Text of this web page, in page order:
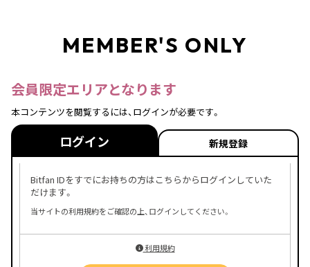
MEMBER'S ONLY
会員限定エリアとなります
本コンテンツを閲覧するには、ログインが必要です。
ログイン 新規登録
Bitfan IDをすでにお持ちの方はこちらからログインしていた
だけます。
当サイトの利用規約をご確認の上、ログインしてください。
利用規約